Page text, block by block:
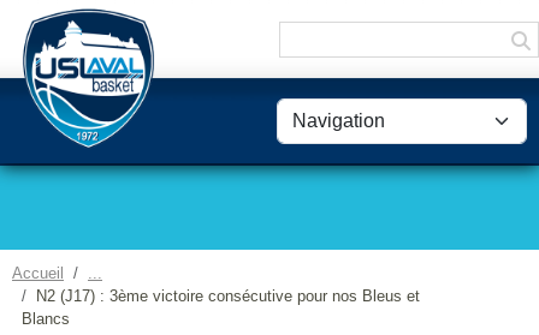
Accueil
N2 (J17) : 3ème victoire consécutive pour nos Bleus et
Blancs
Panneau de gestion des cookies